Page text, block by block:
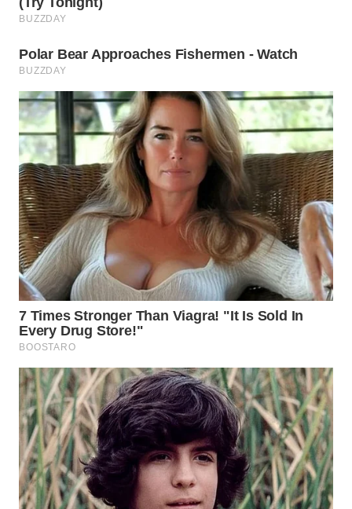
WN
KARAWANG
WN
BEKASI
WN
BOGOR
WN
DEPOK
WN
TAPANULI
UTARA
WN
SAMOSIR
WN
PADANG
LAWAS
WN
SUMEDANG
WN